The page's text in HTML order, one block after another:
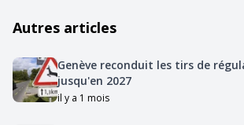
Autres articles
Genève reconduit les tirs de
jusqu'en 2027
il y a 1 mois